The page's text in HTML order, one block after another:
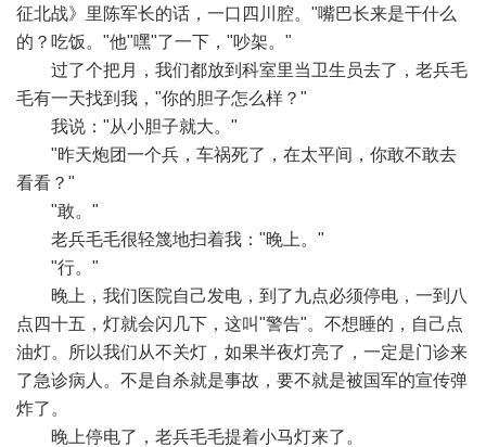
征北战》里陈军长的话，一口四川腔。"嘴巴长来是干什么
的？吃饭。"他"嘿"了一下，"吵架。"
过了个把月，我们都放到科室里当卫生员去了，老兵毛
毛有一天找到我，"你的胆子怎么样？"
我说："从小胆子就大。"
"昨天炮团一个兵，车祸死了，在太平间，你敢不敢去
看看？"
"敢。"
老兵毛毛很轻篾地扫着我："晚上。"
"行。"
晚上，我们医院自己发电，到了九点必须停电，一到八
点四十五，灯就会闪几下，这叫"警告"。不想睡的，自己点
油灯。所以我们从不关灯，如果半夜灯亮了，一定是门诊来
了急诊病人。不是自杀就是事故，要不就是被国军的宣传弹
炸了。
晚上停电了，老兵毛毛提着小马灯来了。